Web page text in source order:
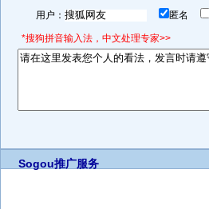
用户： 匿名
*搜狗拼音输入法，中文处理专家>>
Sogou推广服务